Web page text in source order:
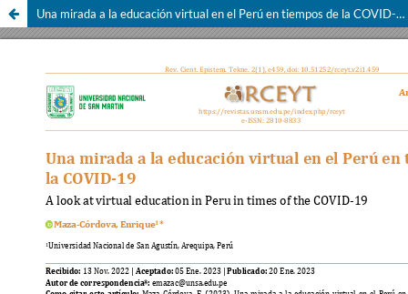
Una mirada a la educación virtual en el Perú en tiempos de la COVID-19